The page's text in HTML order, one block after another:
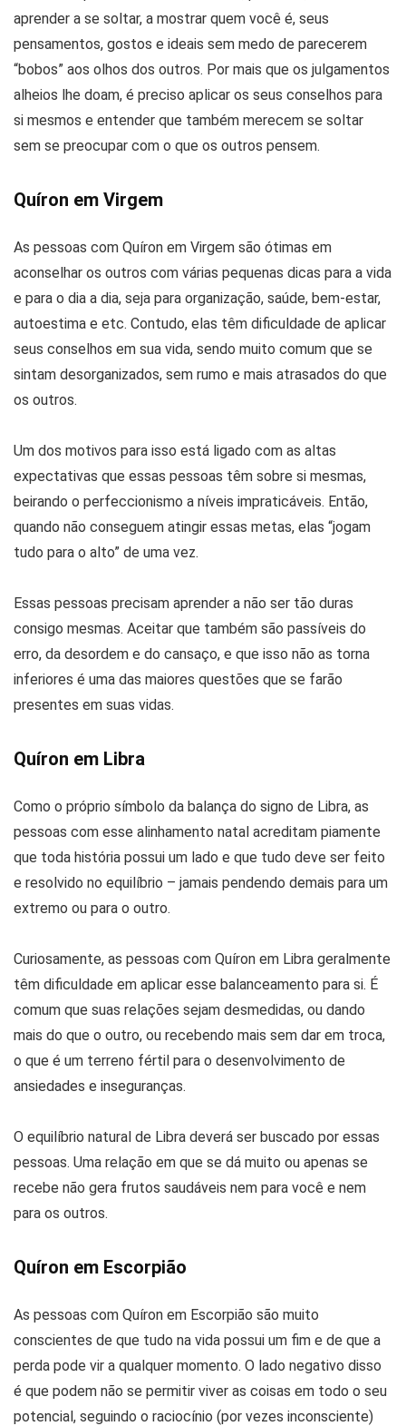
aprender a se soltar, a mostrar quem você é, seus
pensamentos, gostos e ideais sem medo de parecerem
“bobos” aos olhos dos outros. Por mais que os julgamentos
alheios lhe doam, é preciso aplicar os seus conselhos para
si mesmos e entender que também merecem se soltar
sem se preocupar com o que os outros pensem.
Quíron em Virgem
As pessoas com Quíron em Virgem são ótimas em
aconselhar os outros com várias pequenas dicas para a vida
e para o dia a dia, seja para organização, saúde, bem-estar,
autoestima e etc. Contudo, elas têm dificuldade de aplicar
seus conselhos em sua vida, sendo muito comum que se
sintam desorganizados, sem rumo e mais atrasados do que
os outros.
Um dos motivos para isso está ligado com as altas
expectativas que essas pessoas têm sobre si mesmas,
beirando o perfeccionismo a níveis impraticáveis. Então,
quando não conseguem atingir essas metas, elas “jogam
tudo para o alto” de uma vez.
Essas pessoas precisam aprender a não ser tão duras
consigo mesmas. Aceitar que também são passíveis do
erro, da desordem e do cansaço, e que isso não as torna
inferiores é uma das maiores questões que se farão
presentes em suas vidas.
Quíron em Libra
Como o próprio símbolo da balança do signo de Libra, as
pessoas com esse alinhamento natal acreditam piamente
que toda história possui um lado e que tudo deve ser feito
e resolvido no equilíbrio – jamais pendendo demais para um
extremo ou para o outro.
Curiosamente, as pessoas com Quíron em Libra geralmente
têm dificuldade em aplicar esse balanceamento para si. É
comum que suas relações sejam desmedidas, ou dando
mais do que o outro, ou recebendo mais sem dar em troca,
o que é um terreno fértil para o desenvolvimento de
ansiedades e inseguranças.
O equilíbrio natural de Libra deverá ser buscado por essas
pessoas. Uma relação em que se dá muito ou apenas se
recebe não gera frutos saudáveis nem para você e nem
para os outros.
Quíron em Escorpião
As pessoas com Quíron em Escorpião são muito
conscientes de que tudo na vida possui um fim e de que a
perda pode vir a qualquer momento. O lado negativo disso
é que podem não se permitir viver as coisas em todo o seu
potencial, seguindo o raciocínio (por vezes inconsciente)